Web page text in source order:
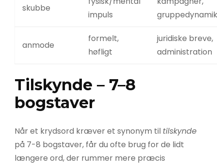
skubbe
impuls
gruppedynamik
anmode
formelt,
høfligt
juridiske breve,
administration
Tilskynde – 7–8
bogstaver
Når et krydsord kræver et synonym til tilskynde
på 7-8 bogstaver, får du ofte brug for de lidt
længere ord, der rummer mere præcis